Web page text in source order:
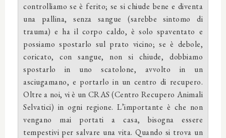
controlliamo se è ferito; se si chiude bene e diventa
una pallina, senza sangue (sarebbe sintomo di
trauma) e ha il corpo caldo, è solo spaventato e
possiamo spostarlo sul prato vicino; se è debole,
coricato, con sangue, non si chiude, dobbiamo
spostarlo in uno scatolone, avvolto in un
asciugamano, e portarlo in un centro di recupero.
Oltre a noi, vi è un CRAS (Centro Recupero Animali
Selvatici) in ogni regione. L’importante è che non
vengano mai portati a casa, bisogna essere
tempestivi per salvare una vita. Quando si trova un